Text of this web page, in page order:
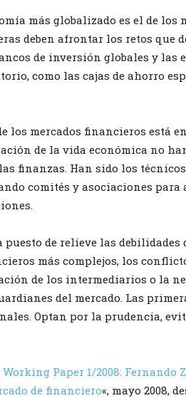
más globalizado es el de los
deben afrontar los retos que
de inversión globales y
como las cajas de ahorro
mercados financieros está
de la vida económica no
finanzas. Han sido los
comités y asociaciones para
de relieve las debilidades
más complejos, los
de los intermediarios o la
del mercado. Las
Optan por la prudencia,
Working Paper 1/2008: Fernando
de financiero«, mayo 2008,